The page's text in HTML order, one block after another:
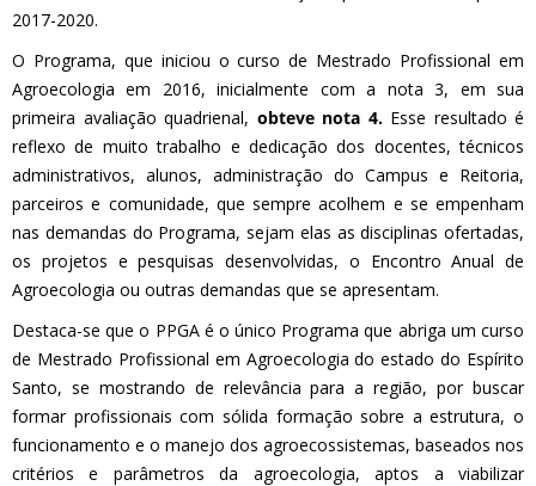
2017-2020.
O Programa, que iniciou o curso de Mestrado Profissional em
Agroecologia em 2016, inicialmente com a nota 3, em sua
primeira avaliação quadrienal, obteve nota 4.Esse resultado é
reflexo de muito trabalho e dedicação dos docentes, técnicos
administrativos, alunos, administração do Campus e Reitoria,
parceiros e comunidade, que sempre acolhem e se empenham
nas demandas do Programa, sejam elas as disciplinas ofertadas,
os projetos e pesquisas desenvolvidas, o Encontro Anual de
Agroecologia ou outras demandas que se apresentam.
Destaca-se que o PPGA é o único Programa que abriga um curso
de Mestrado Profissional em Agroecologia do estado do Espírito
Santo, se mostrando de relevância para a região, por buscar
formar profissionais com sólida formação sobre a estrutura, o
funcionamento e o manejo dos agroecossistemas, baseados nos
critérios e parâmetros da agroecologia, aptos a viabilizar